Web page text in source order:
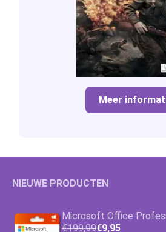
Meer
NIEUWE PRODUCTEN
Microsoft Office
€199,99€9,95